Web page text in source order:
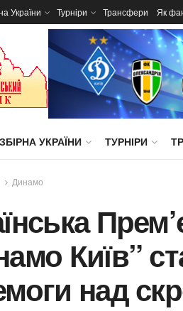
України Турніри Трансфери Як
ЗБІРНА УКРАЇНИ ТУРНІРИ
Динамо
Київ”
над